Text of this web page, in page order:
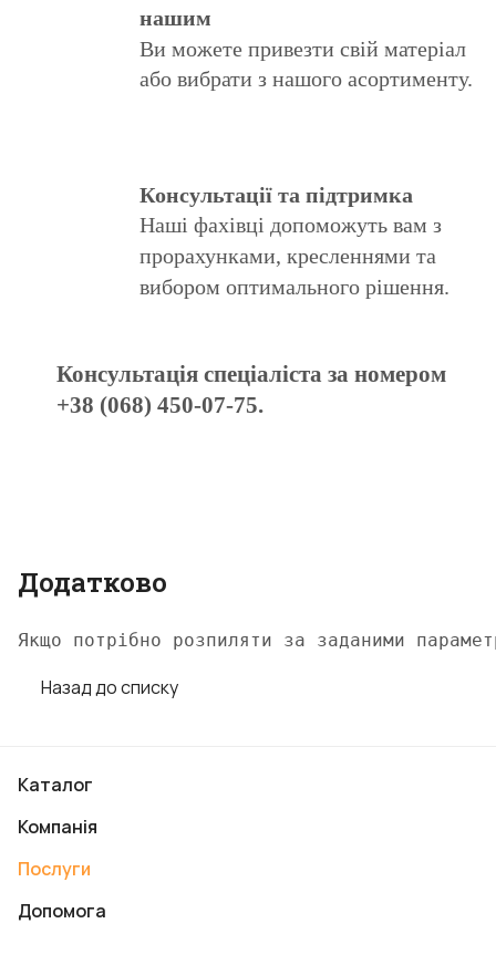
нашим
Ви можете привезти свій матеріал
або вибрати з нашого асортименту.
Консультації та підтримка
Наші фахівці допоможуть вам з
прорахунками, кресленнями та
вибором оптимального рішення.
Консультація спеціаліста за номером
+38 (068) 450-07-75.
Додатково
Якщо потрібно розпиляти за заданими
Назад до списку
Каталог
Компанія
Послуги
Допомога